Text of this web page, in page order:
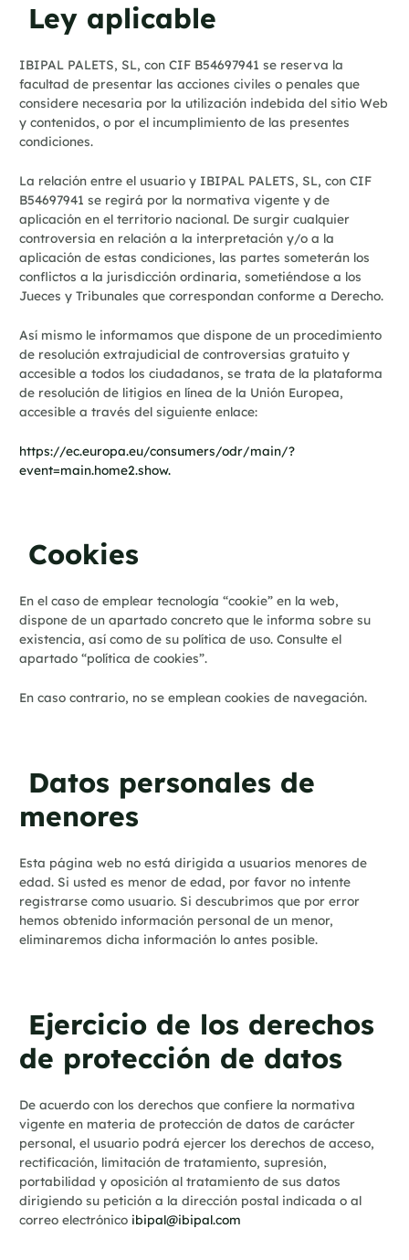
Ley aplicable
IBIPAL PALETS, SL, con CIF B54697941 se reserva la
facultad de presentar las acciones civiles o penales que
considere necesaria por la utilización indebida del sitio Web
y contenidos, o por el incumplimiento de las presentes
condiciones.
La relación entre el usuario y IBIPAL PALETS, SL, con CIF
B54697941 se regirá por la normativa vigente y de
aplicación en el territorio nacional. De surgir cualquier
controversia en relación a la interpretación y/o a la
aplicación de estas condiciones, las partes someterán los
conflictos a la jurisdicción ordinaria, sometiéndose a los
Jueces y Tribunales que correspondan conforme a Derecho.
Así mismo le informamos que dispone de un procedimiento
de resolución extrajudicial de controversias gratuito y
accesible a todos los ciudadanos, se trata de la plataforma
de resolución de litigios en línea de la Unión Europea,
accesible a través del siguiente enlace:
https://ec.europa.eu/consumers/odr/main/?
event=main.home2.show.
Cookies
En el caso de emplear tecnología “cookie” en la web,
dispone de un apartado concreto que le informa sobre su
existencia, así como de su política de uso. Consulte el
apartado “política de cookies”.
En caso contrario, no se emplean cookies de navegación.
Datos personales de
menores
Esta página web no está dirigida a usuarios menores de
edad. Si usted es menor de edad, por favor no intente
registrarse como usuario. Si descubrimos que por error
hemos obtenido información personal de un menor,
eliminaremos dicha información lo antes posible.
Ejercicio de los derechos
de protección de datos
De acuerdo con los derechos que confiere la normativa
vigente en materia de protección de datos de carácter
personal, el usuario podrá ejercer los derechos de acceso,
rectificación, limitación de tratamiento, supresión,
portabilidad y oposición al tratamiento de sus datos
dirigiendo su petición a la dirección postal indicada o al
correo electrónico ibipal@ibipal.com